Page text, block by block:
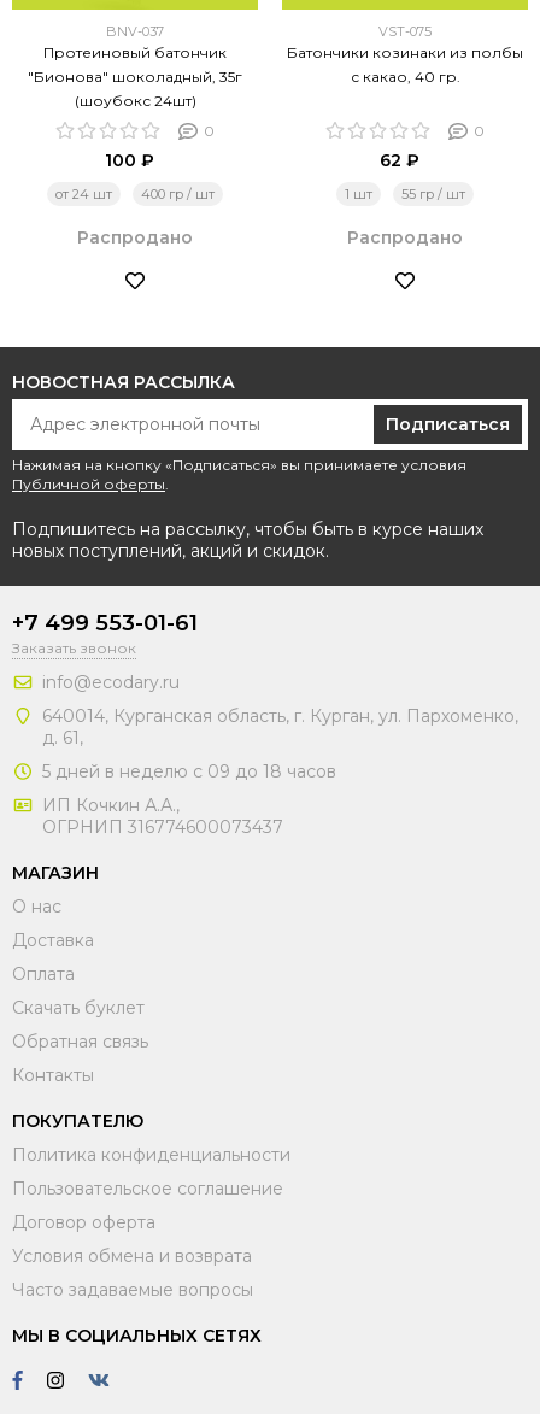
BNV-037
Протеиновый батончик
"Бионова" шоколадный, 35г
(шоубокс 24шт)
0
100 ₽
от 24 шт 400 гр / шт
Распродано
VST-075
Батончики козинаки из полбы
с какао, 40 гр.
0
62 ₽
1 шт 55 гр / шт
Распродано
НОВОСТНАЯ РАССЫЛКА
Подписаться
Нажимая на кнопку «Подписаться» вы принимаете условия
Публичной оферты.
Подпишитесь на рассылку, чтобы быть в курсе наших
новых поступлений, акций и скидок.
+7 499 553-01-61
Заказать звонок
info@ecodary.ru
640014, Курганская область, г. Курган, ул. Пархоменко,
д. 61,
5 дней в неделю с 09 до 18 часов
ИП Кочкин А.А.,
ОГРНИП 316774600073437
МАГАЗИН
О нас
Доставка
Оплата
Скачать буклет
Обратная связь
Контакты
ПОКУПАТЕЛЮ
Политика конфиденциальности
Пользовательское соглашение
Договор оферта
Условия обмена и возврата
Часто задаваемые вопросы
МЫ В СОЦИАЛЬНЫХ СЕТЯХ